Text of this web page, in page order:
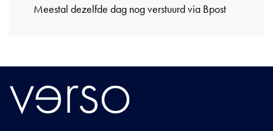
Meestal dezelfde dag nog verstuurd via Bpost